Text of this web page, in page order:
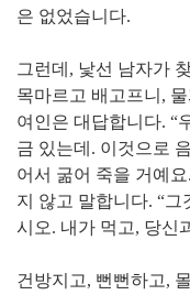
은 없었습니다.
그런데, 낯선 남자가
목마르고 배고프니,
여인은 대답합니다. “
금 있는데. 이것으로
어서 굶어 죽을 거예
지 않고 말합니다. “
시오. 내가 먹고, 당신
건방지고, 뻔뻔하고,